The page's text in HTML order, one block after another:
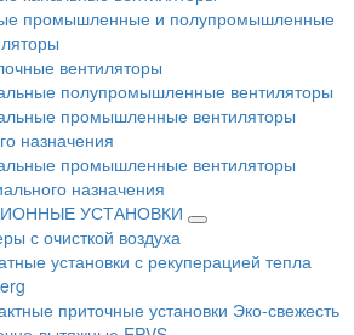
промышленные и полупромышленные
вентиляторы
полупромышленные вентиляторы
промышленные вентиляторы
назначения
промышленные вентиляторы
назначения
УСТАНОВКИ
с очисткой воздуха
установки с рекуперацией тепла
приточные установки Эко-свежесть